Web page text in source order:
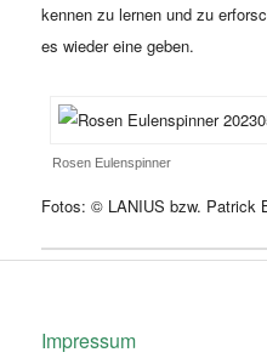
kennen zu lernen und zu
es wieder eine geben.
Rosen Eulenspinner
Fotos: © LANIUS bzw. Patrick
Impressum